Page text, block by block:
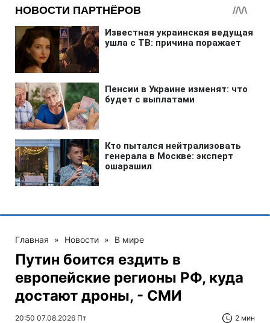
Главная » Новости » В мире
Путин боится ездить в
европейские регионы РФ, куда
достают дроны, - СМИ
20:50 07.08.2026 Пт 2 мин